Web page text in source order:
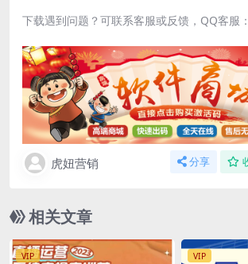
下载遇到问题？可联系客服或反馈，QQ客服
虎妞营销 分享
相关文章
VIP VIP